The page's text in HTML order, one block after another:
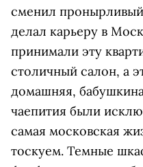
сменил
делал карьеру в
принимали эту
столичный салон, а
домашняя,
чаепития были
самая московская
тоскуем. Темные